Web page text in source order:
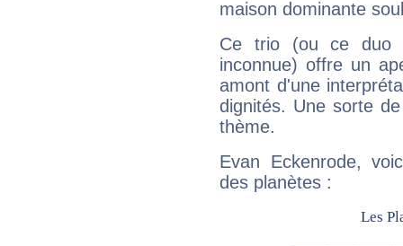
maison dominante
Ce trio (ou ce duo
inconnue) offre un
amont d'une
dignités. Une sorte
thème.
Evan Eckenrode,
des planètes :